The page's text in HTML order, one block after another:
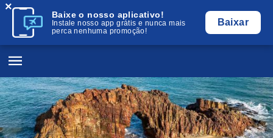
Baixe o nosso aplicativo!
Instale nosso app grátis e nunca mais
perca nenhuma promoção!
Baixar
×